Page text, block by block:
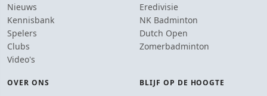
Nieuws
Kennisbank
Spelers
Clubs
Video's
Eredivisie
NK Badminton
Dutch Open
Zomerbadminton
OVER ONS BLIJF OP DE HOOGTE